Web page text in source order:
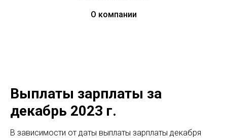
О компании
Выплаты зарплаты за
декабрь 2023 г.
В зависимости от даты выплаты зарплаты декабря